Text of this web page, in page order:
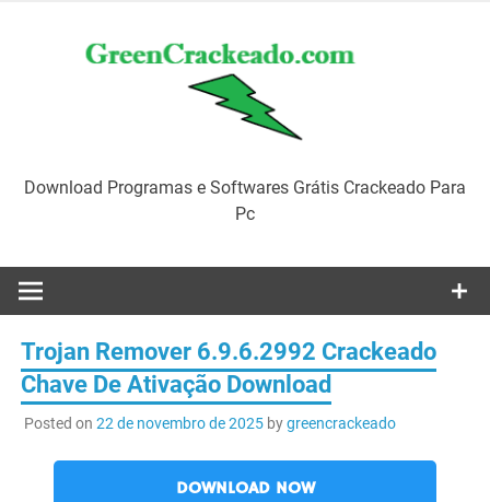
Download Programas e Softwares Grátis Crackeado Para
Pc
Trojan Remover 6.9.6.2992 Crackeado
Chave De Ativação Download
Posted on 22 de novembro de 2025bygreencrackeado
DOWNLOAD NOW